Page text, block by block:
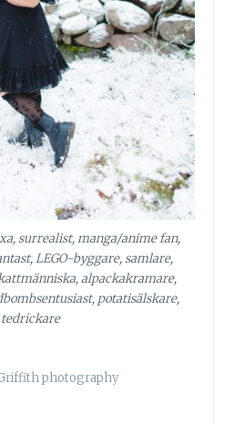
surrealist, manga/anime fan,
LEGO-byggare, samlare,
alpackakramare,
potatisälskare,
tedrickare
photography